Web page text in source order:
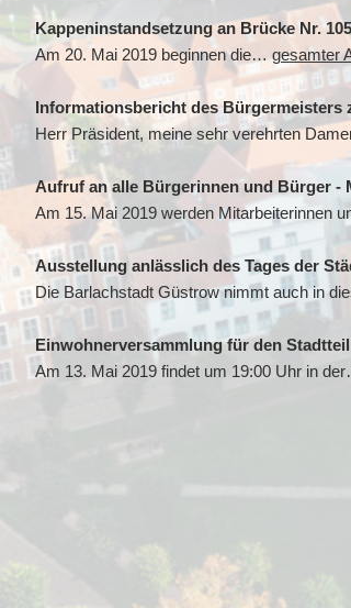
Kappeninstandsetzung an Brücke Nr.
Am 20. Mai 2019 beginnen die… gesamter
Informationsbericht des Bürgermeisters
Herr Präsident, meine sehr verehrten
Aufruf an alle Bürgerinnen und Bürger -
Am 15. Mai 2019 werden Mitarbeiterinnen
Ausstellung anlässlich des Tages der
Die Barlachstadt Güstrow nimmt auch in
Einwohnerversammlung für den
Am 13. Mai 2019 findet um 19:00 Uhr in